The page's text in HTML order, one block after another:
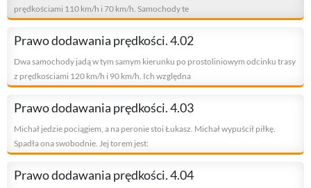
prędkościami 110 km/h i 70 km/h. Samochody te
Prawo dodawania prędkości. 4.02
Dwa samochody jadą w tym samym kierunku po prostoliniowym odcinku trasy
z prędkościami 120 km/h i 90 km/h. Ich względna
Prawo dodawania prędkości. 4.03
Michał jedzie pociągiem, a na peronie stoi Łukasz. Michał wypuścił piłkę.
Spadła ona swobodnie. Jej torem jest:
Prawo dodawania prędkości. 4.04